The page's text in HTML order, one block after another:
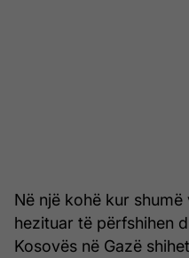
Në një kohë kur
hezituar të përfshihen
Kosovës në Gazë